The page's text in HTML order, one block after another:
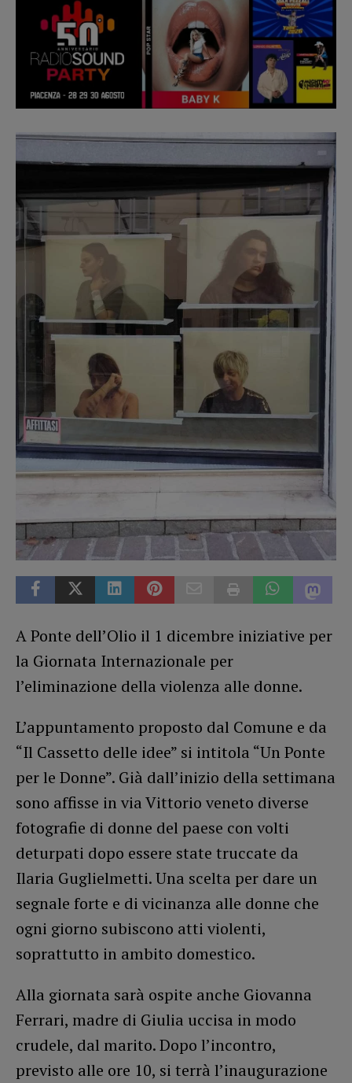
A Ponte dell’Olio il 1 dicembre iniziative per
la Giornata Internazionale per
l’eliminazione della violenza alle donne.
L’appuntamento proposto dal Comune e da
“Il Cassetto delle idee” si intitola “Un Ponte
per le Donne”. Già dall’inizio della settimana
sono affisse in via Vittorio veneto diverse
fotografie di donne del paese con volti
deturpati dopo essere state truccate da
Ilaria Guglielmetti. Una scelta per dare un
segnale forte e di vicinanza alle donne che
ogni giorno subiscono atti violenti,
soprattutto in ambito domestico.
Alla giornata sarà ospite anche Giovanna
Ferrari, madre di Giulia uccisa in modo
crudele, dal marito. Dopo l’incontro,
previsto alle ore 10, si terrà l’inaugurazione